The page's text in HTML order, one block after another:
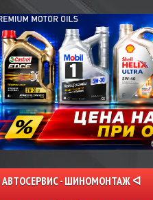
- ШИНОМОНТАЖ ᐊ